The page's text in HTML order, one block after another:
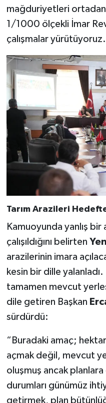
mağduriyetleri ortadan
1/1000 ölçekli İmar
çalışmalar
Tarım Arazileri
Kamuoyunda yanlış bir
çalışıldığını belirten
arazilerinin imara
kesin bir dille
tamamen mevcut
dile getiren Başkan
sürdürdü:
“Buradaki amaç;
açmak değil, mevcut
oluşmuş ancak
durumları günümüz
getirmek, plan